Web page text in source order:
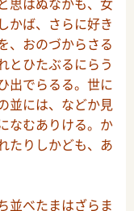
かば、さらに好き
、おのづからさる
とひたぶるにらう
出でらるる。世に
並には、などか見
なむありける。か
たりしかども、あ
並べたまはざらま